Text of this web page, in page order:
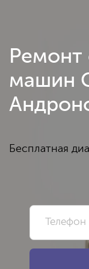
Ремонт
машин
Бесплатная